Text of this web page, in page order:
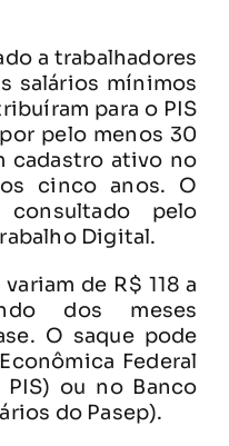
a trabalhadores
salários mínimos
para o PIS
pelo menos 30
cadastro ativo no
cinco anos. O
pelo
Digital.
de R$ 118 a
dos meses
O saque pode
Federal
ou no Banco
do Pasep).